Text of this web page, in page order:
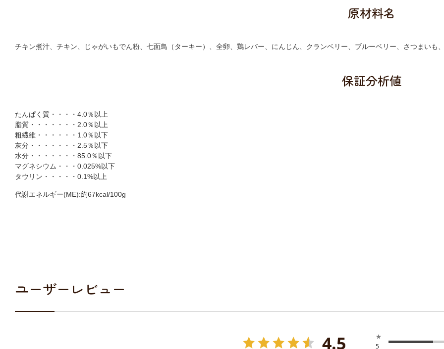
原材料名
チキン煮汁、チキン、じゃがいもでん粉、七面鳥（ターキー）、全卵、鶏レバー、にんじん、クランベリー、ブルーベリー、さつまい
保証分析値
たんぱく質・・・・4.0％以上
脂質・・・・・・・2.0％以上
粗繊維・・・・・・1.0％以下
灰分・・・・・・・2.5％以下
水分・・・・・・・85.0％以下
マグネシウム・・・0.025%以下
タウリン・・・・・0.1%以上
代謝エネルギー(ME):約67kcal/100g
ユーザーレビュー
4.5
★
5